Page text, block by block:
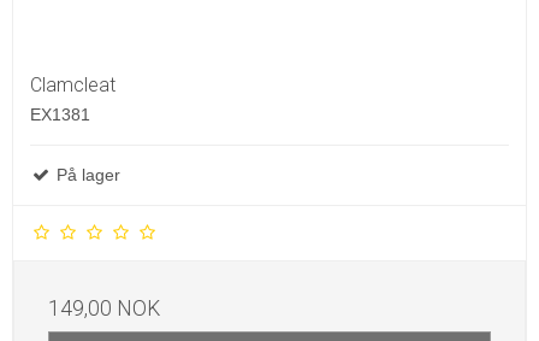
Clamcleat
EX1381
På lager
149,00 NOK